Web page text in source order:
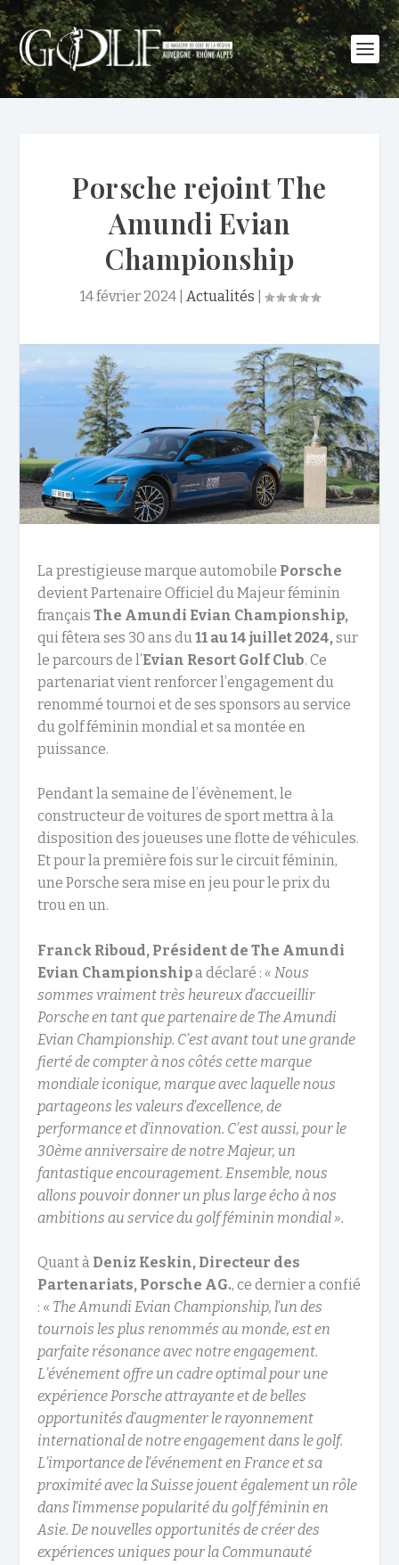
Porsche rejoint The
Amundi Evian
Championship
14 février 2024| Actualités
La prestigieuse marque automobile Porsche
devient Partenaire Officiel du Majeur féminin
françaisThe Amundi Evian Championship,
qui fêtera ses 30 ans du11 au 14 juillet 2024, sur
le parcours de l’Evian Resort Golf Club. Ce
partenariat vient renforcer l’engagement du
renommé tournoi et de ses sponsors au service
du golf féminin mondial et sa montée en
puissance.
Pendant la semaine de l’évènement, le
constructeur de voitures de sport mettra à la
disposition des joueuses une flotte de véhicules.
Et pour la première fois sur le circuit féminin,
une Porsche sera mise en jeu pour le prix du
trou en un.
Franck Riboud, Président de The Amundi
Evian Championshipa déclaré : « Nous
sommes vraiment très heureux d’accueillir
Porsche en tant que partenaire de The Amundi
Evian Championship. C’est avant tout une grande
fierté de compter à nos côtés cette marque
mondiale iconique, marque avec laquelle nous
partageons les valeurs d’excellence, de
performance et d’innovation. C’est aussi, pour le
30ème anniversaire de notre Majeur, un
fantastique encouragement. Ensemble, nous
allons pouvoir donner un plus large écho à nos
ambitions au service du golf féminin mondial ».
Quant à Deniz Keskin, Directeur des
Partenariats, Porsche AG., ce dernier a confié
: « The Amundi Evian Championship, l’un des
tournois les plus renommés au monde, est en
parfaite résonance avec notre engagement.
L’événement offre un cadre optimal pour une
expérience Porsche attrayante et de belles
opportunités d’augmenter le rayonnement
international de notre engagement dans le golf.
L’importance de l’événement en France et sa
proximité avec la Suisse jouent également un rôle
dans l’immense popularité du golf féminin en
Asie. De nouvelles opportunités de créer des
expériences uniques pour la Communauté